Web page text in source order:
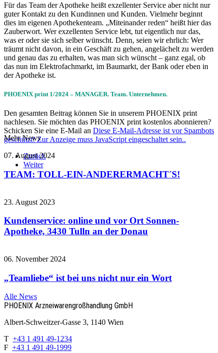
Für das Team der Apotheke heißt exzellenter Service aber nicht nur
guter Kontakt zu den Kundinnen und Kunden. Vielmehr beginnt
dies im eigenen Apothekenteam. „Miteinander reden“ heißt hier das
Zauberwort. Wer exzellenten Service lebt, tut eigentlich nur das,
was er oder sie sich selber wünscht. Denn, seien wir ehrlich: Wer
träumt nicht davon, in ein Geschäft zu gehen, angelächelt zu werden
und genau das zu erhalten, was man sich wünscht – ganz egal, ob
das nun im Elektrofachmarkt, im Baumarkt, der Bank oder eben in
der Apotheke ist.
PHOENIX print 1/2024 – MANAGER. Team. Unternehmen.
Den gesamten Beitrag können Sie in unserem PHOENIX print
nachlesen. Sie möchten das PHOENIX print kostenlos abonnieren?
Schicken Sie eine E-Mail an Diese E-Mail-Adresse ist vor Spambots
geschützt! Zur Anzeige muss JavaScript eingeschaltet sein..
Zurück
Weiter
Mehr News
07. August 2024
TEAM: TOLL-EIN-ANDERERMACHT´S!
23. August 2023
Kundenservice: online und vor Ort Sonnen-
Apotheke, 3430 Tulln an der Donau
06. November 2024
„Teamliebe“ ist bei uns nicht nur ein Wort
Alle News
PHOENIX Arzneiwaren­großhandlung GmbH
Albert-Schweitzer-Gasse 3, 1140 Wien
T +43 1 491 49-1234
F +43 1 491 49-1999